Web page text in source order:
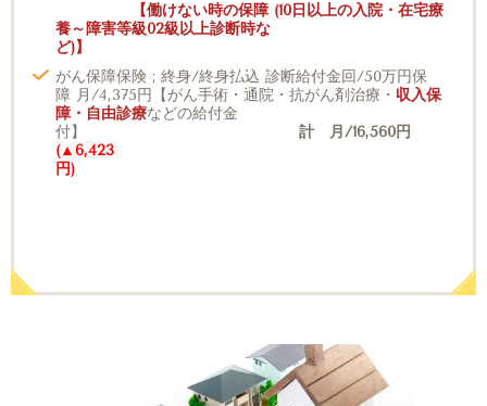
【働けない時の保障 (10日以上の入院・在宅療
養～障害等級02級以上診断時な
ど)】
がん保障保険 ; 終身/終身払込 診断給付金回/50万円保
障 月/4,375円【がん手術・通院・抗がん剤治療・ 収入保
障・自由診療などの給付金
付】 計 月/16,560円
(▲6,423
円)